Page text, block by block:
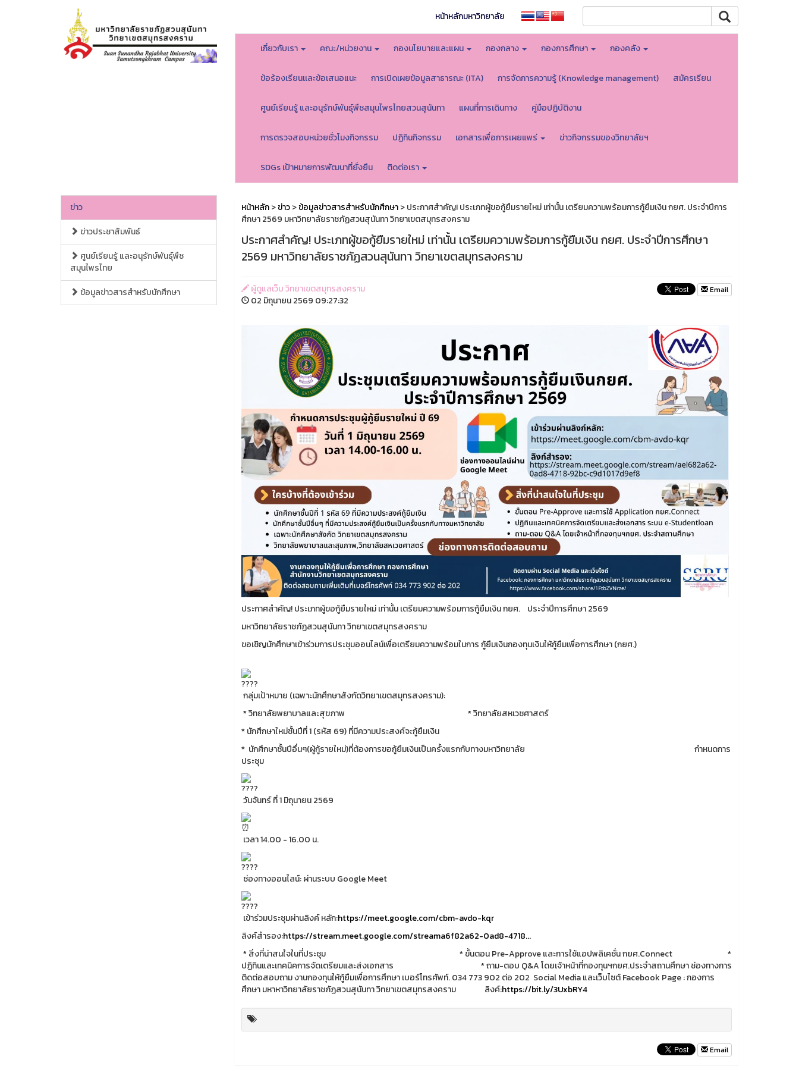
หน้าหลักมหาวิทยาลัย
เกี่ยวกับเรา คณะ/หน่วยงาน กองนโยบายและแผน กองกลาง กองการศึกษา กองคลัง
ข้อร้องเรียนเเละข้อเสนอแนะ การเปิดเผยข้อมูลสาธารณะ (ITA) การจัดการความรู้ (Knowledge management) สมัครเรียน
ศูนย์เรียนรู้ และอนุรักษ์พันธุ์พืชสมุนไพรไทยสวนสุนันทา แผนที่การเดินทาง คู่มือปฏิบัติงาน
การตรวจสอบหน่วยชั่วโมงกิจกรรม ปฏิทินกิจกรรม เอกสารเพื่อการเผยแพร่ ข่าวกิจกรรมของวิทยาลัยฯ
SDGs เป้าหมายการพัฒนาที่ยั่งยืน ติดต่อเรา
ข่าว
ข่าวประชาสัมพันธ์
ศูนย์เรียนรู้ และอนุรักษ์พันธุ์พืช
สมุนไพรไทย
ข้อมูลข่าวสารสำหรับนักศึกษา
หน้าหลัก>ข่าว>ข้อมูลข่าวสารสำหรับนักศึกษา> ประกาศสำคัญ! ประเภทผู้ขอกู้ยืมรายใหม่ เท่านั้น เตรียมความพร้อมการกู้ยืมเงิน กยศ. ประจำปีการ
ศึกษา 2569 มหาวิทยาลัยราชภัฏสวนสุนันทา วิทยาเขตสมุทรสงคราม
ประกาศสำคัญ! ประเภทผู้ขอกู้ยืมรายใหม่ เท่านั้น เตรียมความพร้อมการกู้ยืมเงิน กยศ. ประจำปีการศึกษา
2569 มหาวิทยาลัยราชภัฏสวนสุนันทา วิทยาเขตสมุทรสงคราม
ผู้ดูแลเว็บ วิทยาเขตสมุทรสงคราม
02 มิถุนายน 2569 09:27:32
Email
ประกาศสำคัญ! ประเภทผู้ขอกู้ยืมรายใหม่ เท่านั้น เตรียมความพร้อมการกู้ยืมเงิน กยศ. ประจำปีการศึกษา 2569
มหาวิทยาลัยราชภัฏสวนสุนันทา วิทยาเขตสมุทรสงคราม
ขอเชิญนักศึกษาเข้าร่วมการประชุมออนไลน์เพื่อเตรียมความพร้อมในการ กู้ยืมเงินกองทุนเงินให้กู้ยืมเพื่อการศึกษา (กยศ.)
กลุ่มเป้าหมาย (เฉพาะนักศึกษาสังกัดวิทยาเขตสมุทรสงคราม):
* วิทยาลัยพยาบาลและสุขภาพ * วิทยาลัยสหเวชศาสตร์
* นักศึกษาใหม่ชั้นปีที่ 1 (รหัส 69) ที่มีความประสงค์จะกู้ยืมเงิน
* นักศึกษาชั้นปีอื่นๆ(ผู้กู้รายใหม่)ที่ต้องการขอกู้ยืมเงินเป็นครั้งแรกกับทางมหาวิทยาลัย กำหนดการ
ประชุม
วันจันทร์ ที่ 1 มิถุนายน 2569
เวลา 14.00 - 16.00 น.
ช่องทางออนไลน์: ผ่านระบบ Google Meet
เข้าร่วมประชุมผ่านลิงค์ หลัก:https://meet.google.com/cbm-avdo-kqr
ลิงค์สำรอง:https://stream.meet.google.com/streama6f82a62-0ad8-4718...
* สิ่งที่น่าสนใจในที่ประชุม * ขั้นตอน Pre-Approve และการใช้แอปพลิเคชั่น กยศ.Connect *
ปฏิทินและเทคนิคการจัดเตรียมและส่งเอกสาร * ถาม-ตอบ Q&A โดยเจ้าหน้าที่กองทุนฯกยศ.ประจำสถานศึกษา ช่องทางการ
ติดต่อสอบถาม งานกองทุนให้กู้ยืมเพื่อการศึกษา เบอร์โทรศัพท์. 034 773 902 ต่อ 202 Social Media และเว็บไซต์ Facebook Page : กองการ
ศึกษา มหาหาวิทยาลัยราชภัฏสวนสุนันทา วิทยาเขตสมุทรสงคราม ลิงค์:https://bit.ly/3UxbRY4
Email